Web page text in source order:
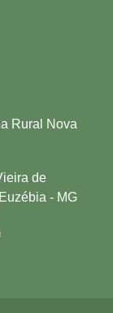
Rural Nova
de
- MG